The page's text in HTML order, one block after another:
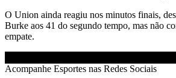
O Union ainda reagiu nos minutos finais,
Burke aos 41 do segundo tempo, mas não
empate.
Acompanhe Esportes nas Redes Sociais